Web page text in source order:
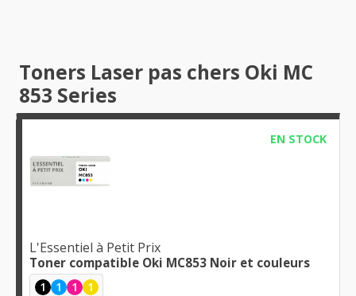
Toners Laser pas chers Oki MC
853 Series
EN STOCK
L'Essentiel à Petit Prix
Toner compatible Oki MC853 Noir et couleurs
1 1 1 1